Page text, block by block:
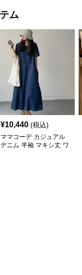
ム
¥10,440 (税込)
ママコーデ カジュアル
デニム 半袖 マキシ丈 ワ